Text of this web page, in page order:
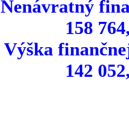
Nenávratný
158
Výška
142